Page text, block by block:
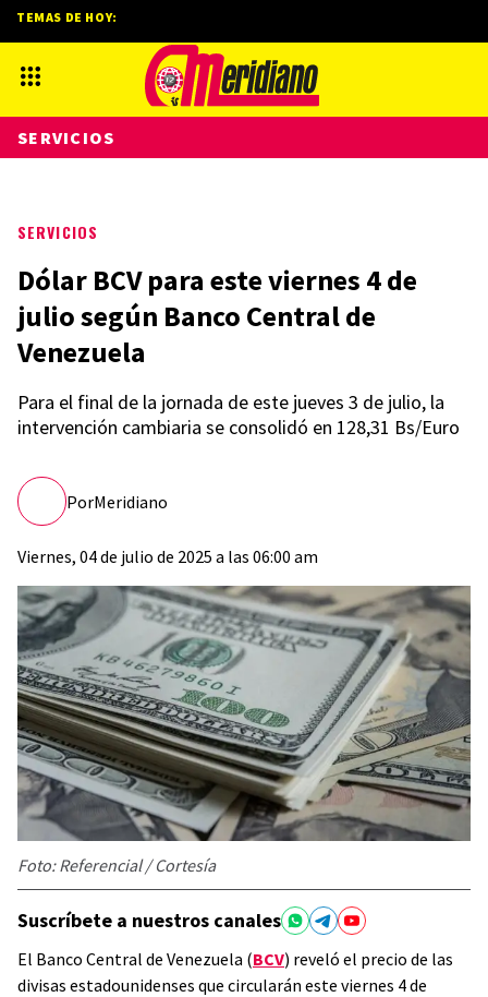
SERVICIOS
Dólar BCV para este viernes 4 de
julio según Banco Central de
Venezuela
Para el final de la jornada de este jueves 3 de julio, la
intervención cambiaria se consolidó en 128,31 Bs/Euro
PorMeridiano
Viernes, 04 de julio de 2025 a las 06:00 am
Foto: Referencial / Cortesía
Suscríbete a nuestros canales
El Banco Central de Venezuela (BCV) reveló el precio de las
divisas estadounidenses que circularán este viernes 4 de
TEMAS DE HOY:
SERVICIOS